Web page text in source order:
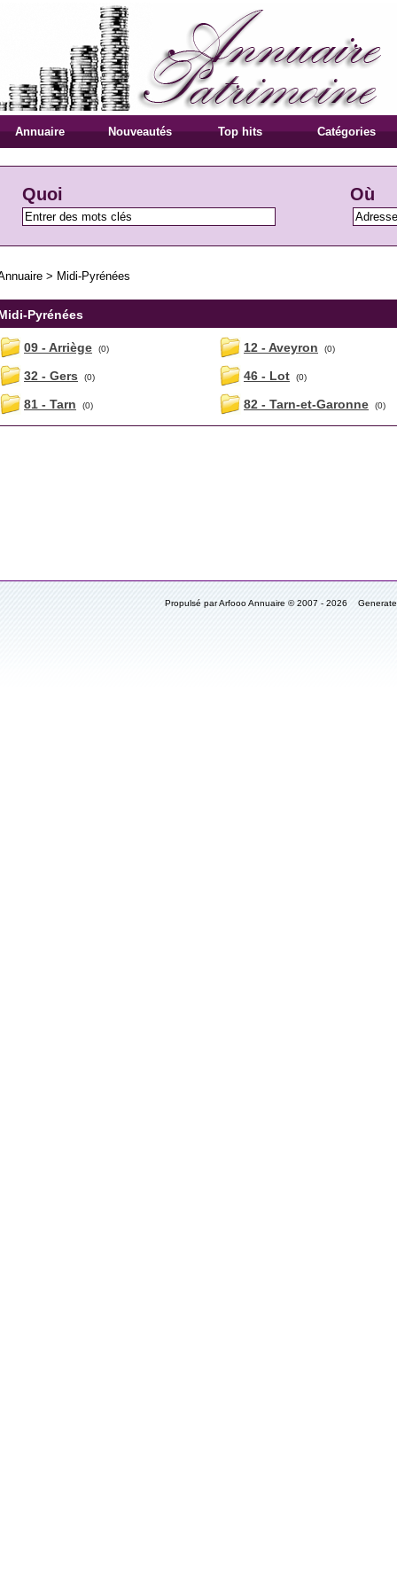
Annuaire Nouveautés Top hits Catégories
Quoi Où
> Midi-Pyrénées
Pyrénées
09 - Arriège (0)
32 - Gers (0)
81 - Tarn (0)
12 - Aveyron (0)
46 - Lot (0)
82 - Tarn-et-Garonne (0)
Propulsé par Arfooo Annuaire © 2007 - 2026